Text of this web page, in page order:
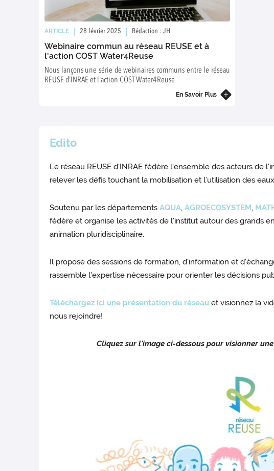
ARTICLE 28 février 2025 Rédaction : JH
Webinaire commun au réseau REUSE et à
l'action COST Water4Reuse
Nous lançons une série de webinaires communs entre le réseau
REUSE d'INRAE et l'action COST Water4Reuse
En Savoir Plus
Edito
Le réseau REUSE d'INRAE fédère l'ensemble des acteurs de
relever les défis touchant la mobilisation et l’utilisation des
Soutenu par les départements AQUA, AGROECOSYSTEM,
fédère et organise les activités de l'institut autour des grands
animation pluridisciplinaire.
Il propose des sessions de formation, d'information et
rassemble l'expertise nécessaire pour orienter les décisions
Téléchargez ici une présentation du réseau et visionnez la
nous rejoindre!
Cliquez sur l'image ci-dessous pour visionner